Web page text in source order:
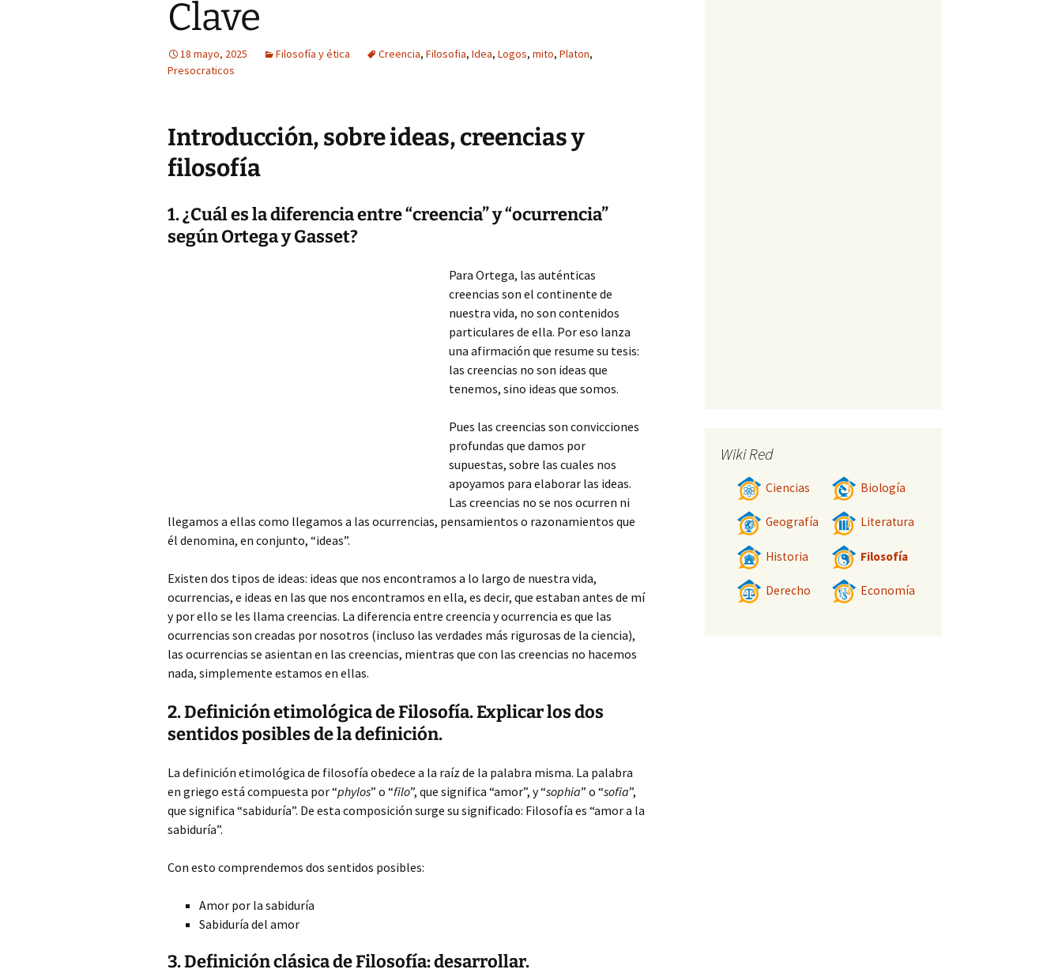
Clave
18 mayo, 2025 Filosofía y ética Creencia, Filosofia, Idea, Logos, mito, Platon,
Presocraticos
Introducción, sobre ideas, creencias y
filosofía
1. ¿Cuál es la diferencia entre “creencia” y “ocurrencia”
según Ortega y Gasset?
Para Ortega, las auténticas
creencias son el continente de
nuestra vida, no son contenidos
particulares de ella. Por eso lanza
una afirmación que resume su tesis:
las creencias no son ideas que
tenemos, sino ideas que somos.
Pues las creencias son convicciones
profundas que damos por
supuestas, sobre las cuales nos
apoyamos para elaborar las ideas.
Las creencias no se nos ocurren ni
llegamos a ellas como llegamos a las ocurrencias, pensamientos o razonamientos que
él denomina, en conjunto, “ideas”.
Existen dos tipos de ideas: ideas que nos encontramos a lo largo de nuestra vida,
ocurrencias, e ideas en las que nos encontramos en ella, es decir, que estaban antes de mí
y por ello se les llama creencias. La diferencia entre creencia y ocurrencia es que las
ocurrencias son creadas por nosotros (incluso las verdades más rigurosas de la ciencia),
las ocurrencias se asientan en las creencias, mientras que con las creencias no hacemos
nada, simplemente estamos en ellas.
2. Definición etimológica de Filosofía. Explicar los dos
sentidos posibles de la definición.
La definición etimológica de filosofía obedece a la raíz de la palabra misma. La palabra
en griego está compuesta por “phylos” o “filo”, que significa “amor”, y “sophia” o “sofia”,
que significa “sabiduría”. De esta composición surge su significado: Filosofía es “amor a la
sabiduría”.
Con esto comprendemos dos sentidos posibles:
Amor por la sabiduría
Sabiduría del amor
3. Definición clásica de Filosofía: desarrollar.
Wiki Red
Ciencias Biología
Geografía Literatura
Historia Filosofía
Derecho Economía